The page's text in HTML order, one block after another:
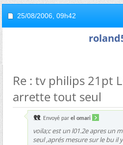
25/08/2006, 09h42
Re : tv philips 21pt
arrette tout seul
Envoyé par el omari
voila;c est un l01.2e apres un
seul ,aprés mesure sur le bu il